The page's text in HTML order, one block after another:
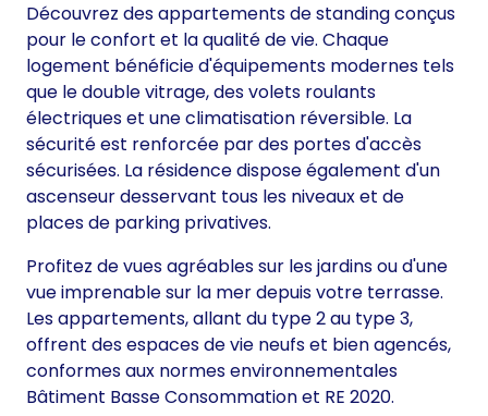
Découvrez des appartements de standing conçus
pour le confort et la qualité de vie. Chaque
logement bénéficie d'équipements modernes tels
que le double vitrage, des volets roulants
électriques et une climatisation réversible. La
sécurité est renforcée par des portes d'accès
sécurisées. La résidence dispose également d'un
ascenseur desservant tous les niveaux et de
places de parking privatives.
Profitez de vues agréables sur les jardins ou d'une
vue imprenable sur la mer depuis votre terrasse.
Les appartements, allant du type 2 au type 3,
offrent des espaces de vie neufs et bien agencés,
conformes aux normes environnementales
Bâtiment Basse Consommation et RE 2020.